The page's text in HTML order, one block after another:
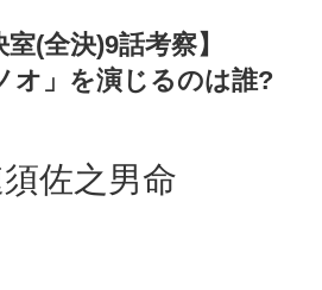
(全決)9話考察】
オ」を演じるのは誰?
佐之男命